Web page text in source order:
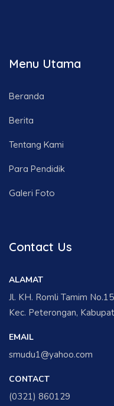
Menu Utama
Beranda
Berita
Tentang Kami
Para Pendidik
Galeri Foto
Contact Us
ALAMAT
Jl. KH. Romli Tamim
Kec. Peterongan,
EMAIL
smudu1@yahoo.com
CONTACT
(0321) 860129